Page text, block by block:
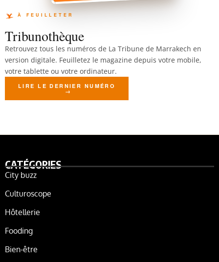
Tribunothèque
Retrouvez tous les numéros de La Tribune de Marrakech en
version digitale. Feuilletez le magazine depuis votre mobile,
votre tablette ou votre ordinateur.
LIRE LE DERNIER NUMÉRO
CATÉGORIES
City buzz
Culturoscope
Hôtellerie
Fooding
Bien-être